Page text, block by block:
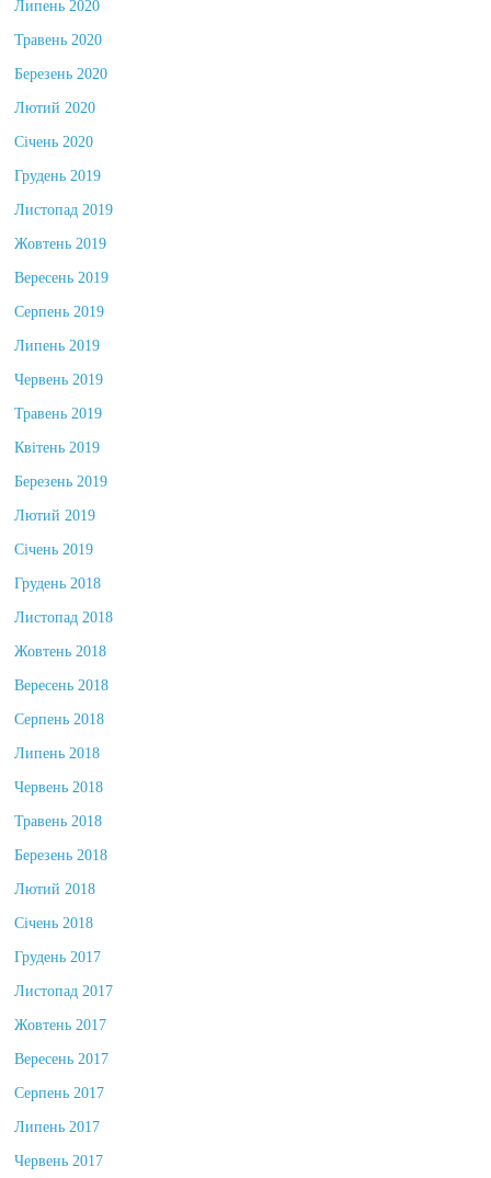
Липень 2020
Травень 2020
Березень 2020
Лютий 2020
Січень 2020
Грудень 2019
Листопад 2019
Жовтень 2019
Вересень 2019
Серпень 2019
Липень 2019
Червень 2019
Травень 2019
Квітень 2019
Березень 2019
Лютий 2019
Січень 2019
Грудень 2018
Листопад 2018
Жовтень 2018
Вересень 2018
Серпень 2018
Липень 2018
Червень 2018
Травень 2018
Березень 2018
Лютий 2018
Січень 2018
Грудень 2017
Листопад 2017
Жовтень 2017
Вересень 2017
Серпень 2017
Липень 2017
Червень 2017